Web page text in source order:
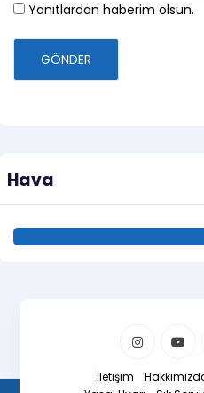
Yanıtlardan haberim olsun.
GÖNDER
Hava
İletişim